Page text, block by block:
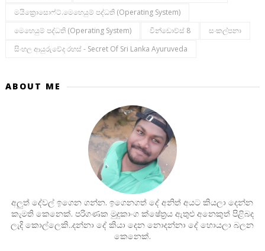
මයික්‍රොසොෆ්ට්.මෙහෙයුම් පද්ධති (operating System)
මෙහෙයුම් පද්ධති (operating System)
වින්ඩොව්ස් 8
සංකල්පනා
සිංහල ආයුරුවේද රහස් - Secret Of Sri Lanka Ayuruveda
ABOUT ME
අලුත් දේවල් ඉගෙන ගන්න. ඉගෙනගත් දේ අනිත් අයට කියලා දෙන්න
කැමති කෙනෙක්. පරිගණක මුදුකාංග ක්ෂේත්‍රය ඇතුළු අනෙකුත් පිළිබද
ලැදි කොල්ලෙකි..දන්නා දේ කියා දෙන නොදන්නා දේ හොයලා බලන
කෙනෙක්.